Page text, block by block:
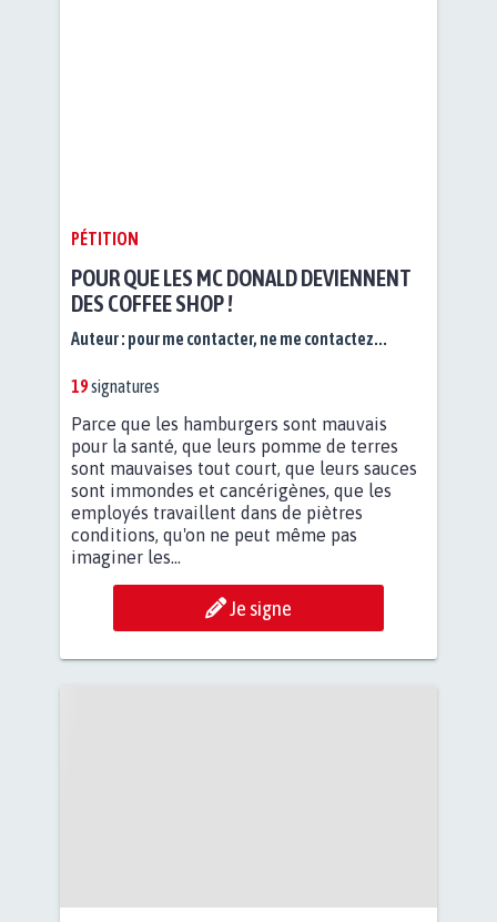
PÉTITION
POUR QUE LES MC DONALD DEVIENNENT
DES COFFEE SHOP !
Auteur : pour me contacter, ne me contactez...
19signatures
Parce que les hamburgers sont mauvais
pour la santé, que leurs pomme de terres
sont mauvaises tout court, que leurs sauces
sont immondes et cancérigènes, que les
employés travaillent dans de piètres
conditions, qu'on ne peut même pas
imaginer les...
Je signe